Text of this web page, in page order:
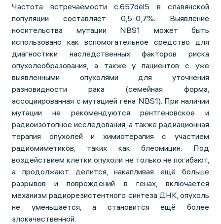
Частота встречаемости c.657del5 в славянской
популяции составляет 0,5-0,7%. Выявление
носительства мутации NBS1 может быть
использовано как вспомогательное средство для
диагностики наследственных факторов риска
опухолеобразования, а также у пациентов с уже
выявленными опухолями для уточнения
разновидности рака (семейная форма,
ассоциированная с мутацией гена NBS1). При наличии
мутации не рекомендуются рентгеновское и
радиоизотопное исследования, а также радиационная
терапия опухолей и химиотерапия с участием
радиомиметиков, таких как блеомицин. Под
воздействием клетки опухоли не только не погибают,
а продолжают делится, накапливая ещё больше
разрывов и повреждений в генах, включается
механизм радиорезистентного синтеза ДНК, опухоль
не уменьшается, а становится ещё более
злокачественной.